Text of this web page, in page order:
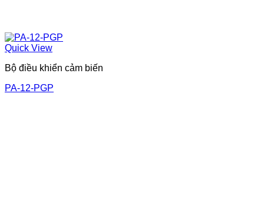
Quick View
Bộ điều khiển cảm biến
PA-12-PGP